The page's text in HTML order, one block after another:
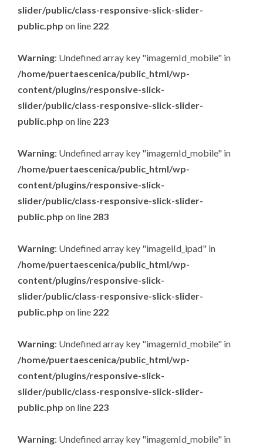
slider/public/class-responsive-slick-slider-
public.php on line 222
Warning: Undefined array key "imagemId_mobile" in
/home/puertaescenica/public_html/wp-
content/plugins/responsive-slick-
slider/public/class-responsive-slick-slider-
public.php on line 223
Warning: Undefined array key "imagemId_mobile" in
/home/puertaescenica/public_html/wp-
content/plugins/responsive-slick-
slider/public/class-responsive-slick-slider-
public.php on line 283
Warning: Undefined array key "imageiId_ipad" in
/home/puertaescenica/public_html/wp-
content/plugins/responsive-slick-
slider/public/class-responsive-slick-slider-
public.php on line 222
Warning: Undefined array key "imagemId_mobile" in
/home/puertaescenica/public_html/wp-
content/plugins/responsive-slick-
slider/public/class-responsive-slick-slider-
public.php on line 223
Warning: Undefined array key "imagemId_mobile" in